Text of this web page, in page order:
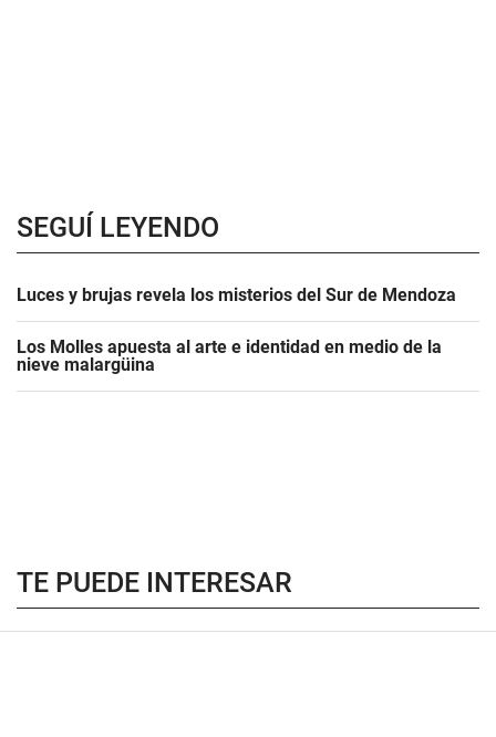
SEGUÍ LEYENDO
Luces y brujas revela los misterios del Sur de Mendoza
Los Molles apuesta al arte e identidad en medio de la
nieve malargüina
TE PUEDE INTERESAR